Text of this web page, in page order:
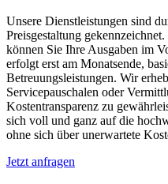
Unsere Dienstleistungen sind
Preisgestaltung
können Sie Ihre Ausgaben im
erfolgt erst am Monatsende,
Betreuungsleistungen. Wir
Servicepauschalen oder
Kostentransparenz zu
sich voll und ganz auf die
ohne sich über unerwartete
Jetzt anfragen